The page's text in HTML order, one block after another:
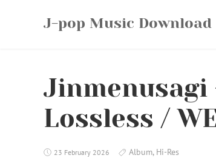
J-pop Music Download
Jinmenusagi
Lossless /
23 February 2026 Album, Hi-Res